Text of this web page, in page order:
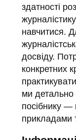
здатності
навчитися.
досвіду.
конкретних
ми
посібнику —
прикладами